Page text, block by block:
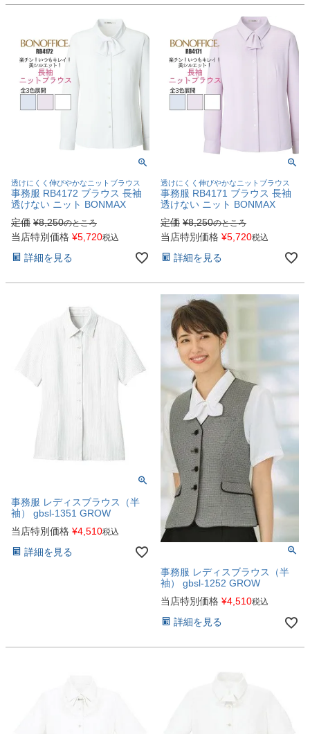
透けにくく伸びやかなニットブラウス
事務服 RB4172 ブラウス 長袖
透けない ニット BONMAX
定価 ¥8,250のところ
当店特別価格 ¥5,720税込
詳細を見る
透けにくく伸びやかなニットブラウス
事務服 RB4171 ブラウス 長袖
透けない ニット BONMAX
定価 ¥8,250のところ
当店特別価格 ¥5,720税込
詳細を見る
事務服 レディスブラウス（半
袖） gbsl-1351 GROW
当店特別価格 ¥4,510税込
詳細を見る
事務服 レディスブラウス（半
袖） gbsl-1252 GROW
当店特別価格 ¥4,510税込
詳細を見る